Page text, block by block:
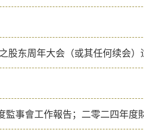
股东周年大会（或其任何续会